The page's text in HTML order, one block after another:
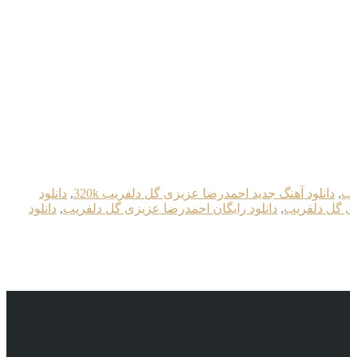
, دانلود آهنگ جدید احمدرضا عزیزی گل دلفریب 320k , دانلود
گل دلفریب, دانلود رایگان احمدرضا عزیزی گل دلفریب, دانلود